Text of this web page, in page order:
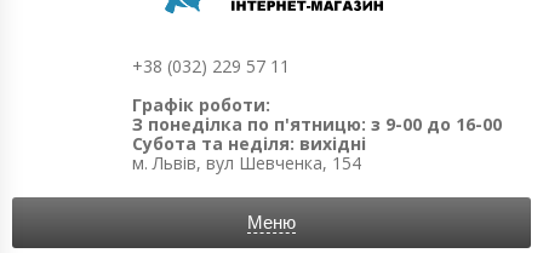
+38 (032) 229 57 11
Графік роботи:
З понеділка по п'ятницю: з 9-00 до 16-00
Субота та неділя: вихідні
м. Львів, вул Шевченка, 154
Меню